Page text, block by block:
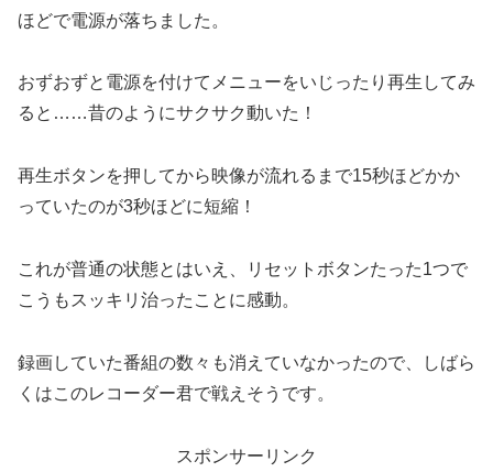
ほどで電源が落ちました。
おずおずと電源を付けてメニューをいじったり再生してみ
ると……昔のようにサクサク動いた！
再生ボタンを押してから映像が流れるまで15秒ほどかか
っていたのが3秒ほどに短縮！
これが普通の状態とはいえ、リセットボタンたった1つで
こうもスッキリ治ったことに感動。
録画していた番組の数々も消えていなかったので、しばら
くはこのレコーダー君で戦えそうです。
スポンサーリンク